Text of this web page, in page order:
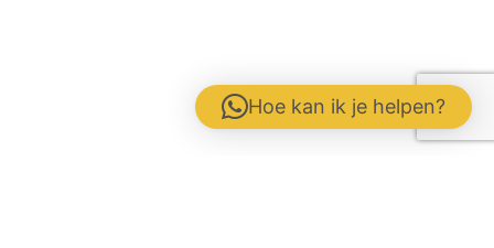
Hoe kan ik je helpen?